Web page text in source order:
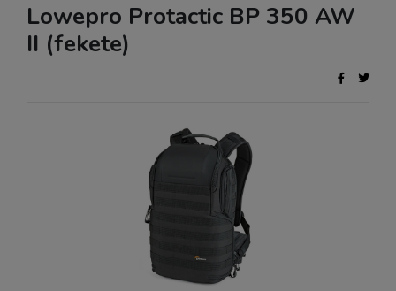
Lowepro Protactic BP 350 AW
II (fekete)